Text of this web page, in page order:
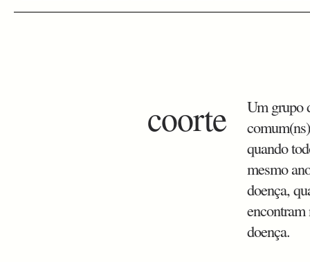
coorte
Um grupo
quando
mesmo
doença,
doença.